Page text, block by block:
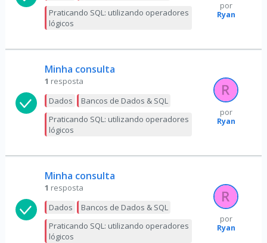
Praticando SQL: utilizando operadores
lógicos
por
Ryan
Minha consulta
1 resposta
Dados
Bancos de Dados & SQL
Praticando SQL: utilizando operadores
lógicos
por
Ryan
Minha consulta
1 resposta
Dados
Bancos de Dados & SQL
Praticando SQL: utilizando operadores
lógicos
por
Ryan